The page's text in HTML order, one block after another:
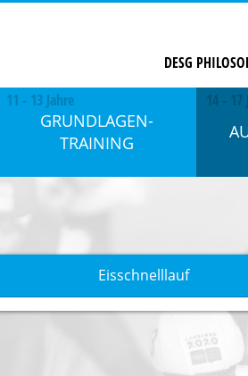
DESG
11 - 13 Jahre
GRUNDLAGEN­
TRAINING
14 - 17
Eisschnelllauf